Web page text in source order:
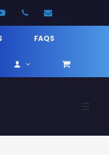
Youtube52 33 31210744
FAQS